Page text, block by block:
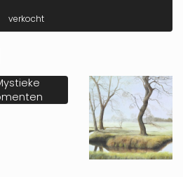
verkocht